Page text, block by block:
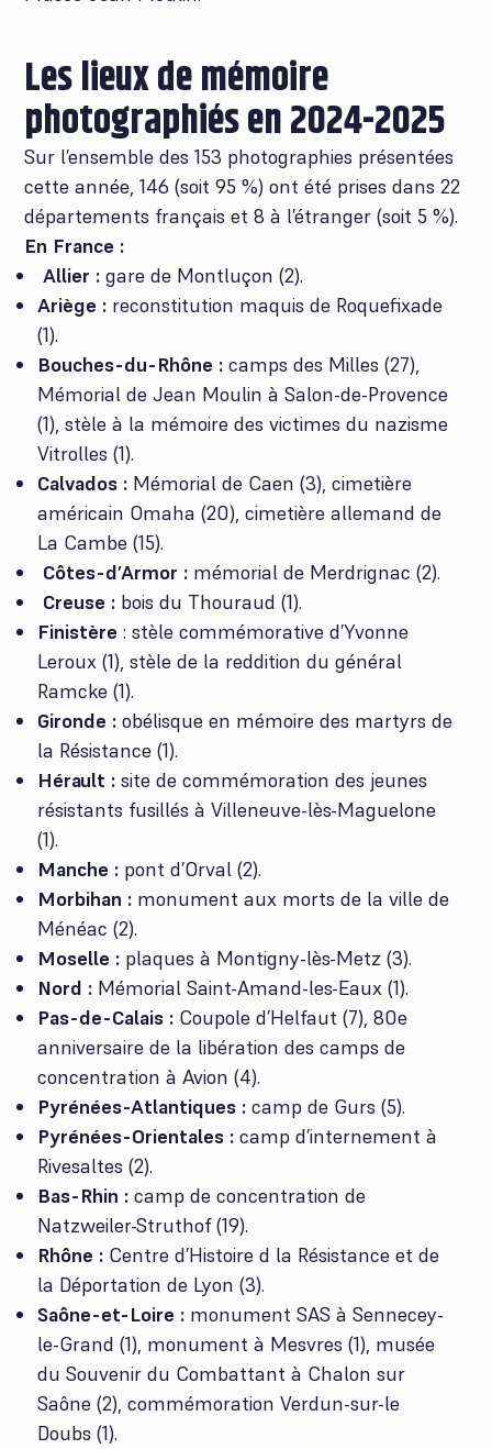
Les lieux de mémoire
photographiés en 2024-2025
Sur l’ensemble des 153 photographies présentées
cette année, 146 (soit 95 %) ont été prises dans 22
départements français et 8 à l’étranger (soit 5 %).
En France :
Allier : gare de Montluçon (2).
Ariège : reconstitution maquis de Roquefixade
(1).
Bouches-du-Rhône : camps des Milles (27),
Mémorial de Jean Moulin à Salon-de-Provence
(1), stèle à la mémoire des victimes du nazisme
Vitrolles (1).
Calvados : Mémorial de Caen (3), cimetière
américain Omaha (20), cimetière allemand de
La Cambe (15).
Côtes-d’Armor : mémorial de Merdrignac (2).
Creuse : bois du Thouraud (1).
Finistère : stèle commémorative d’Yvonne
Leroux (1), stèle de la reddition du général
Ramcke (1).
Gironde : obélisque en mémoire des martyrs de
la Résistance (1).
Hérault : site de commémoration des jeunes
résistants fusillés à Villeneuve-lès-Maguelone
(1).
Manche : pont d’Orval (2).
Morbihan : monument aux morts de la ville de
Ménéac (2).
Moselle : plaques à Montigny-lès-Metz (3).
Nord : Mémorial Saint-Amand-les-Eaux (1).
Pas-de-Calais : Coupole d’Helfaut (7), 80e
anniversaire de la libération des camps de
concentration à Avion (4).
Pyrénées-Atlantiques : camp de Gurs (5).
Pyrénées-Orientales : camp d’internement à
Rivesaltes (2).
Bas-Rhin : camp de concentration de
Natzweiler-Struthof (19).
Rhône : Centre d’Histoire d la Résistance et de
la Déportation de Lyon (3).
Saône-et-Loire : monument SAS à Sennecey-
le-Grand (1), monument à Mesvres (1), musée
du Souvenir du Combattant à Chalon sur
Saône (2), commémoration Verdun-sur-le
Doubs (1).